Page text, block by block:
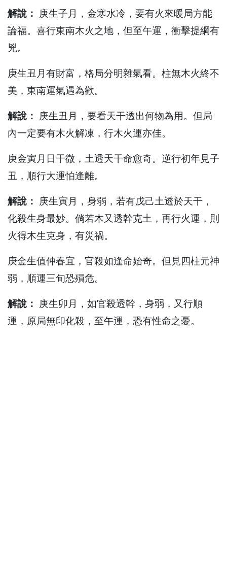
解說： 庚生子月，金寒水冷，要有火來暖局方能
論福。喜行東南木火之地，但至午運，衝擊提綱有
兇。
庚生丑月有財富，格局分明雜氣看。柱無木火終不
美，東南運氣遇為歡。
解說： 庚生丑月，要看天干透出何物為用。但局
內一定要有木火解凍，行木火運亦佳。
庚金寅月日干微，土透天干命愈奇。逆行初年見子
丑，順行大運怕逢離。
解說： 庚生寅月，身弱，若有戊己土透於天干，
化殺生身最妙。倘若木又透幹克土，再行火運，則
火得木生克身，有災禍。
庚金生值仲春宜，官殺如逢命始奇。但見四柱元神
弱，順運三旬恐殞危。
解說： 庚生卯月，如官殺透幹，身弱，又行順
運，原局無印化殺，至午運，恐有性命之憂。